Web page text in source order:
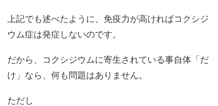
上記でも述べたように、免疫力が高ければコクシジ
ウム症は発症しないのです。
だから、コクシジウムに寄生されている事自体「だ
け」なら、何も問題はありません。
ただし